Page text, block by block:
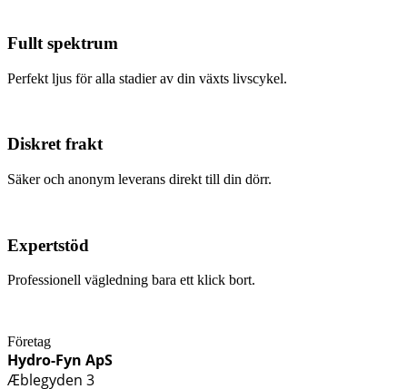
Fullt spektrum
Perfekt ljus för alla stadier av din växts livscykel.
Diskret frakt
Säker och anonym leverans direkt till din dörr.
Expertstöd
Professionell vägledning bara ett klick bort.
Företag
Hydro-Fyn ApS
Æblegyden 3